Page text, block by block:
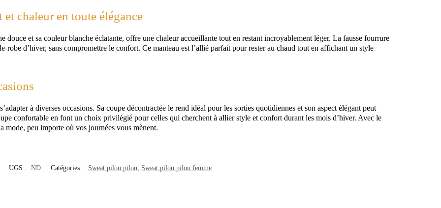
chaleur en toute élégance
douce et sa couleur blanche éclatante, offre une chaleur accueillante tout en restant incroyablement léger. La fausse fourrure
robe d’hiver, sans compromettre le confort. Ce manteau est l’allié parfait pour rester au chaud tout en affichant un style
à diverses occasions. Sa coupe décontractée le rend idéal pour les sorties quotidiennes et son aspect élégant peut
confortable en font un choix privilégié pour celles qui cherchent à allier style et confort durant les mois d’hiver. Avec le
mode, peu importe où vos journées vous mènent.
UGS : ND Catégories : Sweat pilou pilou, Sweat pilou pilou femme